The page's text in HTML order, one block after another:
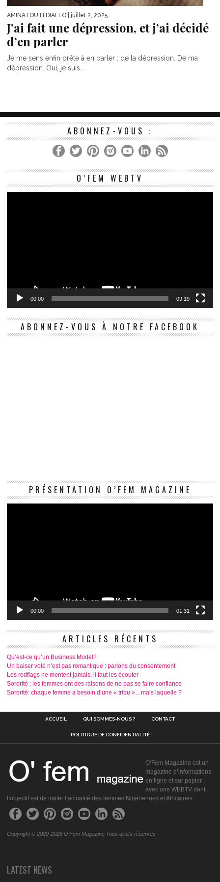
AMINATOU H DIALLO | juillet 2, 2025
J’ai fait une dépression, et j’ai décidé
d’en parler
Je me sens enfin prête à en parler : de la dépression. De ma
dépression. Oui, je suis...
ABONNEZ-VOUS :
O’FEM WEBTV
00:00 09:19
ABONNEZ-VOUS À NOTRE FACEBOOK
PRÉSENTATION O’FEM MAGAZINE
00:00 01:31
ARTICLES RÉCENTS
Qu’est-ce qu’un Business Model?
Un baiser volé n’est pas romantique : parlons du consentement
Les redflags ne mentent jamais, il faut les écouter
Sororité : les femmes ont des raisons de ne pas se faire confiance
Sororité: chaque femme a besoin d’une « tribu »…mais laquelle ?
ACCUEIL QUI SOMMES-NOUS ? CONTACT
POLITIQUE DE CONFIDENTIALITÉ
O’Fem Magazine est un
magazine d’informations
en ligne et sur papier ,
avec une WEBTV dont
l’objectif est de traiter l’actualité des femmes Nigériennes et Africaines.
Copyright © 2020-2026 O'Fem Magazine Tous droits réservés
LATEST NEWS